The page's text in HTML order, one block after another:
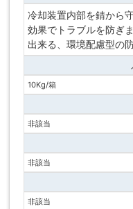
冷却装置内部を錆から
効果でトラブルを防ぎ
出来る、環境配慮型の
10Kg/箱
非該当
非該当
非該当